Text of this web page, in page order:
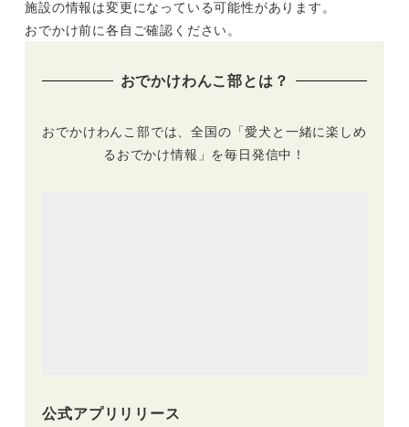
施設の情報は変更になっている可能性があります。
おでかけ前に各自ご確認ください。
おでかけわんこ部とは？
おでかけわんこ部では、全国の「愛犬と一緒に楽しめ
るおでかけ情報」を毎日発信中！
公式アプリリリース